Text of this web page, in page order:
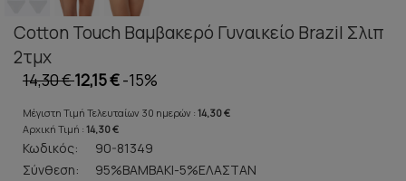
Cotton Touch Βαμβακερό Γυναικείο Brazil Σλιπ
2τμχ
14,30 €12,15 €-15%
Μέγιστη Τιμή Τελευταίων 30 ημερών : 14,30 €
Αρχική Τιμή : 14,30 €
Κωδικός:
90-81349
Σύνθεση:
95%ΒΑΜΒΑΚΙ-5%ΕΛΑΣΤΑΝ